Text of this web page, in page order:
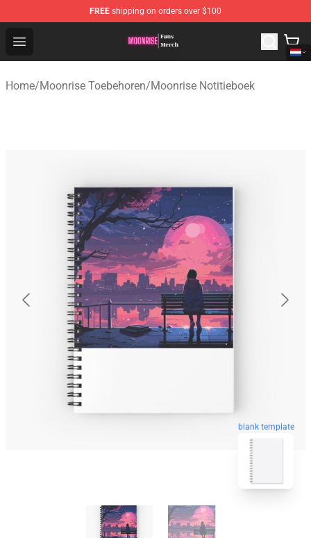
FREE shipping on orders over $100
Open menu
Moonrise Store - Official Moonrise Merchandise Shop
Home/Moonrise Toebehoren/Moonrise Notitieboek
blank template